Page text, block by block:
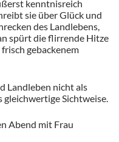
kenntnisreich
sie über Glück und
des Landlebens,
spürt die flirrende Hitze
gebackenem
Landleben nicht als
gleichwertige Sichtweise.
Abend mit Frau